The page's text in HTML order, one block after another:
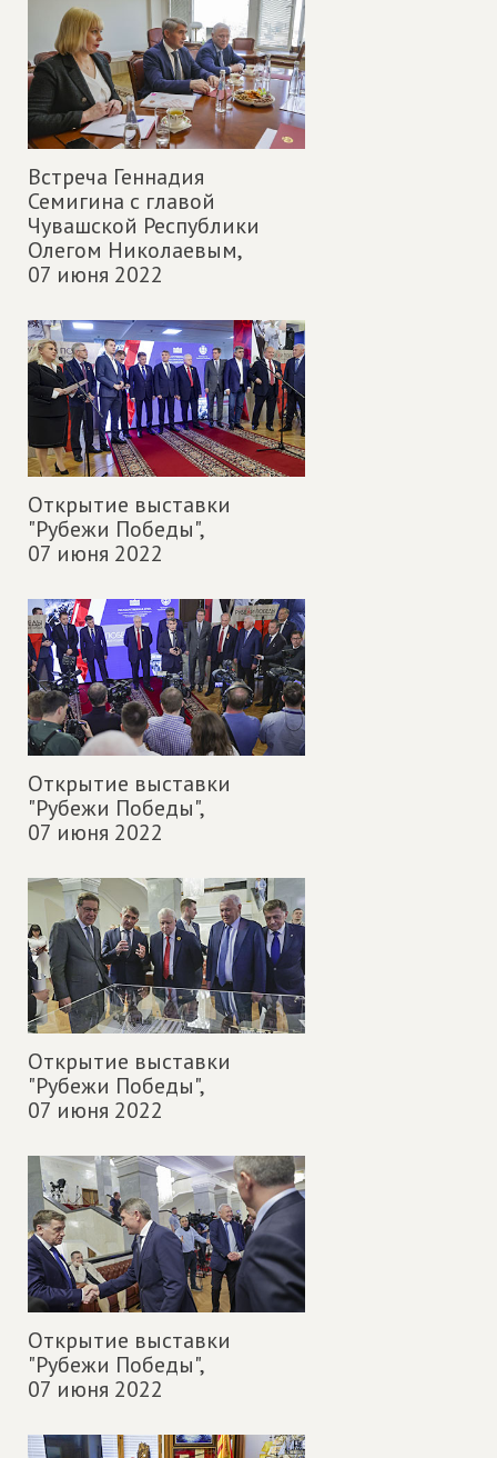
Встреча Геннадия
Семигина с главой
Чувашской Республики
Олегом Николаевым,
07 июня 2022
Открытие выставки
"Рубежи Победы",
07 июня 2022
Открытие выставки
"Рубежи Победы",
07 июня 2022
Открытие выставки
"Рубежи Победы",
07 июня 2022
Открытие выставки
"Рубежи Победы",
07 июня 2022